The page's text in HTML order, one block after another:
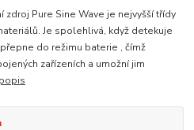
Pure Sine Wave je nejvyšší třídy
Je spolehlivá, když detekuje
do režimu baterie , čímž
zařízeních a umožní jim